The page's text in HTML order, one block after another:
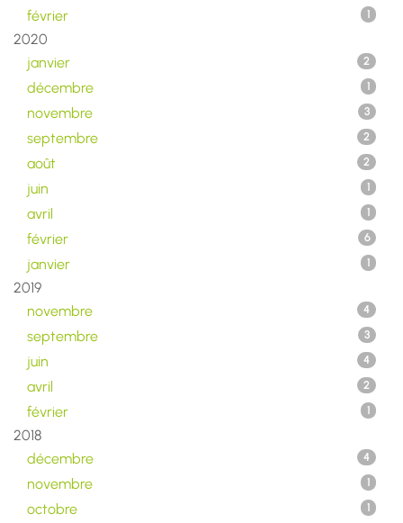
février 1
2020
janvier
2
décembre 1
novembre 3
septembre 2
août 2
juin 1
avril 1
février 6
janvier 1
2019
novembre
4
septembre 3
juin 4
avril 2
février 1
2018
décembre
4
novembre 1
octobre 1